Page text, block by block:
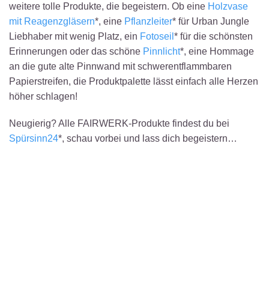
weitere tolle Produkte, die begeistern. Ob eine Holzvase
mit Reagenzgläsern*, eine Pflanzleiter* für Urban Jungle
Liebhaber mit wenig Platz, ein Fotoseil * für die schönsten
Erinnerungen oder das schöne Pinnlicht*, eine Hommage
an die gute alte Pinnwand mit schwerentflammbaren
Papierstreifen, die Produktpalette lässt einfach alle Herzen
höher schlagen!
Neugierig? Alle FAIRWERK-Produkte findest du bei
Spürsinn24*, schau vorbei und lass dich begeistern…